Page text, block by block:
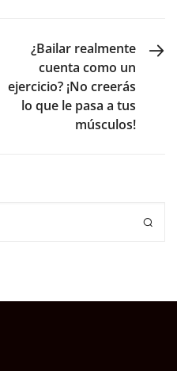
NEXT POST
¿Bailar realmente
cuenta como un
ejercicio? ¡No creerás
lo que le pasa a tus
músculos!